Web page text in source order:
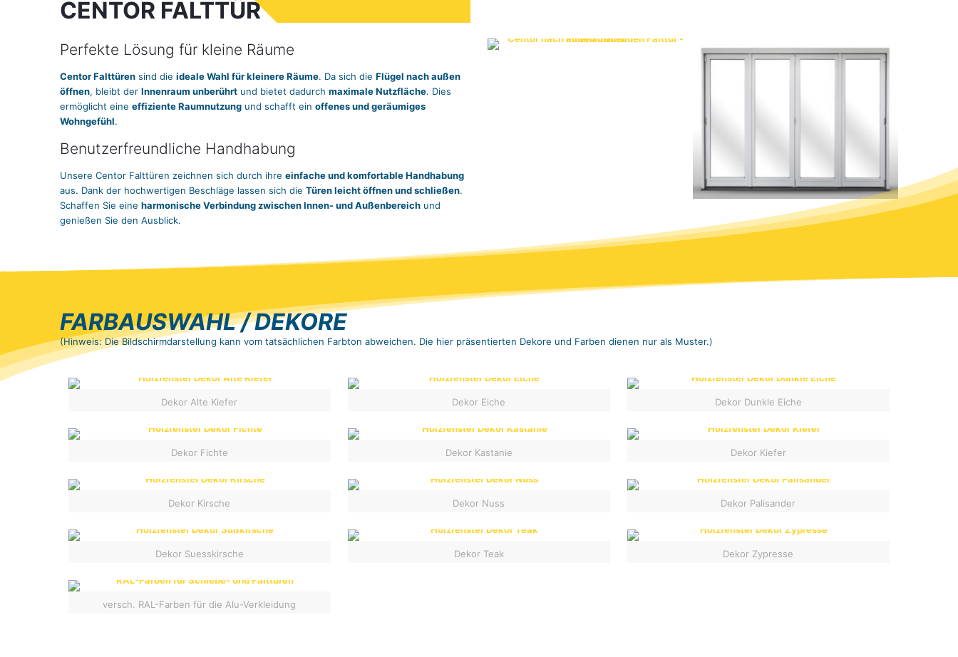
CENTOR FALTTÜR
Perfekte Lösung für kleine Räume
Centor Falttüren sind die ideale Wahl für kleinere Räume. Da sich die Flügel nach außen
öffnen, bleibt der Innenraum unberührt und bietet dadurch maximale Nutzfläche. Dies
ermöglicht eine effiziente Raumnutzung und schafft ein offenes und geräumiges
Wohngefühl.
Benutzerfreundliche Handhabung
Unsere Centor Falttüren zeichnen sich durch ihre einfache und komfortable Handhabung
aus. Dank der hochwertigen Beschläge lassen sich die Türen leicht öffnen und schließen.
Schaffen Sie eine harmonische Verbindung zwischen Innen- und Außenbereich und
genießen Sie den Ausblick.
FARBAUSWAHL / DEKORE
(Hinweis: Die Bildschirmdarstellung kann vom tatsächlichen Farbton abweichen. Die hier präsentierten Dekore und Farben dienen nur als Muster.)
Dekor Alte Kiefer Dekor Eiche Dekor Dunkle Eiche
Dekor Fichte Dekor Kastanie Dekor Kiefer
Dekor Kirsche Dekor Nuss Dekor Palisander
Dekor Suesskirsche Dekor Teak Dekor Zypresse
versch. RAL-Farben für die Alu-Verkleidung